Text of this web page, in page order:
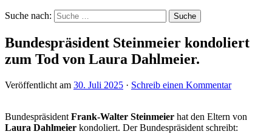
Suche nach:
Bundespräsident Steinmeier kondoliert
zum Tod von Laura Dahlmeier.
Veröffentlicht am 30. Juli 2025 · Schreib einen Kommentar
Bundespräsident Frank-Walter Steinmeier hat den Eltern von
Laura Dahlmeier kondoliert. Der Bundespräsident schreibt: